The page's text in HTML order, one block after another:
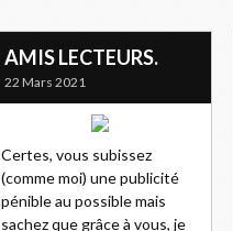
AMIS LECTEURS.
22 Mars 2021
Certes, vous subissez
(comme moi) une publicité
pénible au possible mais
sachez que grâce à vous, je